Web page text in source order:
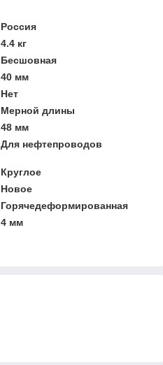
Россия
4.4 кг
Бесшовная
40 мм
Нет
Мерной длины
48 мм
Для нефтепроводов
Круглое
Новое
Горячедеформированная
4 мм